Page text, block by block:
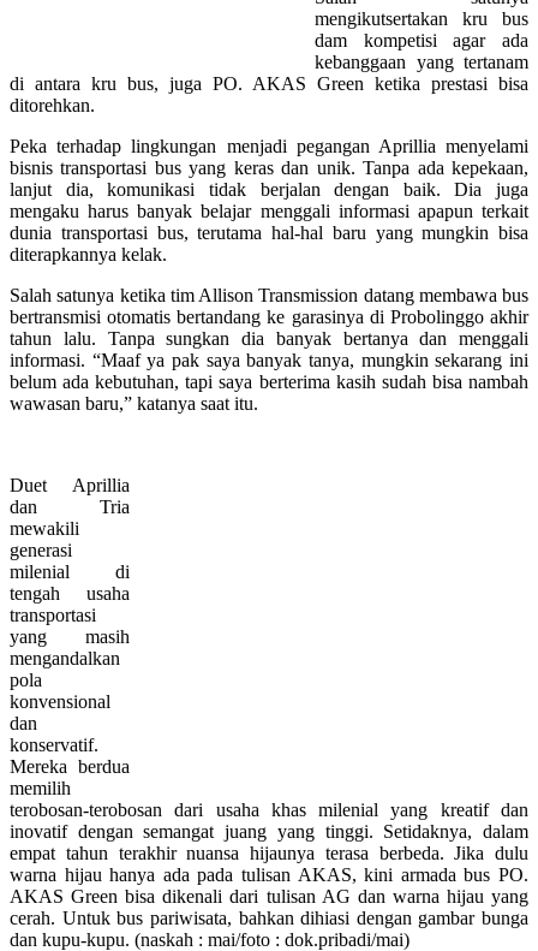
mengikutsertakan kru bus
dam kompetisi agar ada
kebanggaan yang tertanam
di antara kru bus, juga PO. AKAS Green ketika prestasi bisa
ditorehkan.
Peka terhadap lingkungan menjadi pegangan Aprillia menyelami
bisnistransportasi bus yang keras dan unik. Tanpa ada kepekaan,
lanjut dia, komunikasi tidak berjalan dengan baik. Dia juga
mengaku harus banyak belajar menggali informasi apapun terkait
dunia transportasi bus, terutama hal-hal baru yang mungkin bisa
diterapkannya kelak.
Salah satunya ketika tim Allison Transmission datang membawa bus
bertransmisi otomatis bertandang ke garasinya di Probolinggo akhir
tahun lalu. Tanpa sungkan dia banyak bertanya dan menggali
informasi. “Maaf ya pak saya banyak tanya, mungkin sekarang ini
belum ada kebutuhan, tapi saya berterima kasih sudah bisa nambah
wawasan baru,” katanya saat itu.
Duet Aprillia
dan Tria
mewakili
generasi
milenial di
tengah usaha
transportasi
yang masih
mengandalkan
pola
konvensional
dan
konservatif.
Mereka berdua
memilih
terobosan-terobosan dari usaha khas milenial yang kreatif dan
inovatif dengan semangat juang yang tinggi. Setidaknya, dalam
empat tahun terakhir nuansa hijaunya terasa berbeda. Jika dulu
warna hijau hanya ada pada tulisan AKAS, kini armada bus PO.
AKAS Green bisa dikenali dari tulisan AG dan warna hijau yang
cerah. Untuk bus pariwisata, bahkan dihiasi dengan gambar bunga
dan kupu-kupu. (naskah : mai/foto : dok.pribadi/mai)